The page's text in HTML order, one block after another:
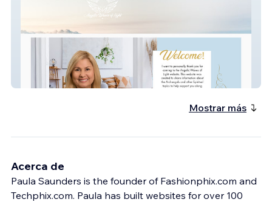
Logo & Website Design with Booking APP
Mostrar más
Acerca de
Paula Saunders is the founder of Fashionphix.com and
Techphix.com. Paula has built websites for over 100